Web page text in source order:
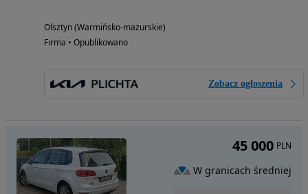
Olsztyn (Warmińsko-mazurskie)
Firma • Opublikowano
Zobacz ogłoszenia
45 000 PLN
W granicach średniej